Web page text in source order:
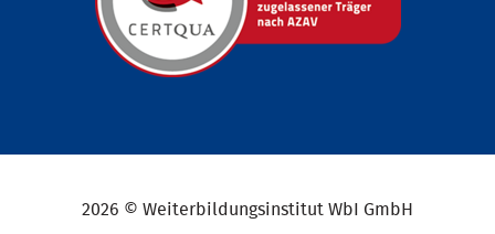
2026 © Weiterbildungsinstitut WbI GmbH